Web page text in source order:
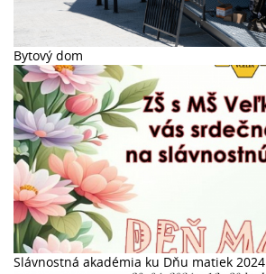
Bytový dom
Slávnostná akadémia ku Dňu matiek 2024